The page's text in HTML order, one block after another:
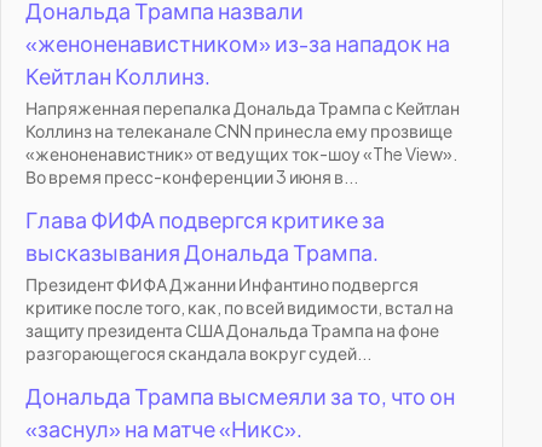
Дональда Трампа назвали
«женоненавистником» из-за нападок на
Кейтлан Коллинз.
Напряженная перепалка Дональда Трампа с Кейтлан
Коллинз на телеканале CNN принесла ему прозвище
«женоненавистник» от ведущих ток-шоу «The View».
Во время пресс-конференции 3 июня в...
Глава ФИФА подвергся критике за
высказывания Дональда Трампа.
Президент ФИФА Джанни Инфантино подвергся
критике после того, как, по всей видимости, встал на
защиту президента США Дональда Трампа на фоне
разгорающегося скандала вокруг судей...
Дональда Трампа высмеяли за то, что он
«заснул» на матче «Никс».